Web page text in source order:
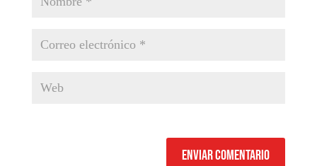
Enviar comentario